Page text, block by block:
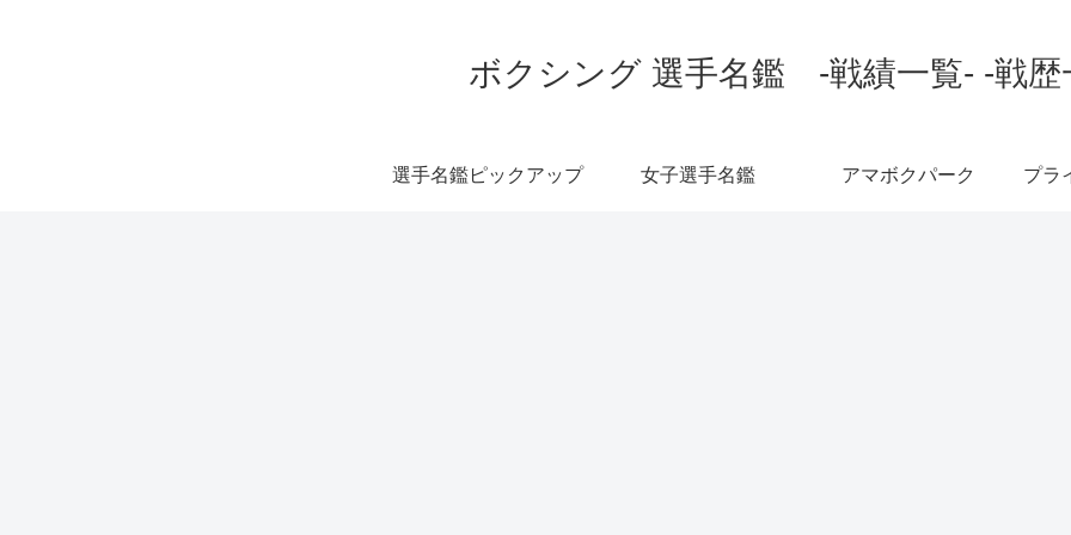
ボクシング 選手名鑑 -戦績一覧- -戦歴
選手名鑑ピックアップ 女子選手名鑑 アマボクパーク プラ